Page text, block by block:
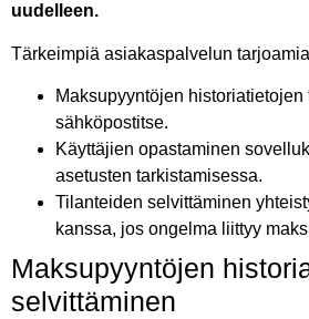
uudelleen.
Tärkeimpiä asiakaspalvelun
Maksupyyntöjen historiatietojen
sähköpostitse.
Käyttäjien opastaminen
asetusten tarkistamisessa.
Tilanteiden selvittäminen
kanssa, jos ongelma liittyy
Maksupyyntöjen
selvittäminen